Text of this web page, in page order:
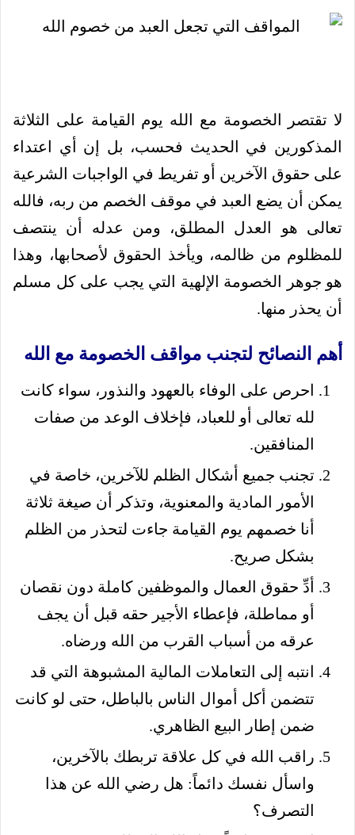
لا تقتصر الخصومة مع الله يوم القيامة على الثلاثة
المذكورين في الحديث فحسب، بل إن أي اعتداء
على حقوق الآخرين أو تفريط في الواجبات الشرعية
يمكن أن يضع العبد في موقف الخصم من ربه، فالله
تعالى هو العدل المطلق، ومن عدله أن ينتصف
للمظلوم من ظالمه، ويأخذ الحقوق لأصحابها، وهذا
هو جوهر الخصومة الإلهية التي يجب على كل مسلم
أن يحذر منها.
أهم النصائح لتجنب مواقف الخصومة مع الله
احرص على الوفاء بالعهود والنذور، سواء كانت
لله تعالى أو للعباد، فإخلاف الوعد من صفات
المنافقين.
تجنب جميع أشكال الظلم للآخرين، خاصة في
الأمور المادية والمعنوية، وتذكر أن صيغة ثلاثة
أنا خصمهم يوم القيامة جاءت لتحذر من الظلم
بشكل صريح.
أدِّ حقوق العمال والموظفين كاملة دون نقصان
أو مماطلة، فإعطاء الأجير حقه قبل أن يجف
عرقه من أسباب القرب من الله ورضاه.
انتبه إلى التعاملات المالية المشبوهة التي قد
تتضمن أكل أموال الناس بالباطل، حتى لو كانت
ضمن إطار البيع الظاهري.
راقب الله في كل علاقة تربطك بالآخرين،
واسأل نفسك دائماً: هل رضي الله عن هذا
التصرف؟